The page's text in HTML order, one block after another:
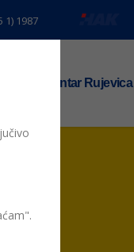
1) 1987
TS centar Rujevica